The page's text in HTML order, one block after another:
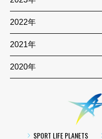
2022年
2021年
2020年
SPORT LIFE PLANETS